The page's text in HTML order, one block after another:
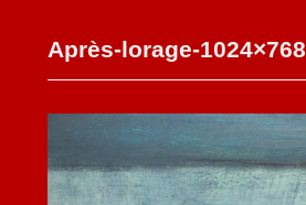
Après-lorage-1024×768